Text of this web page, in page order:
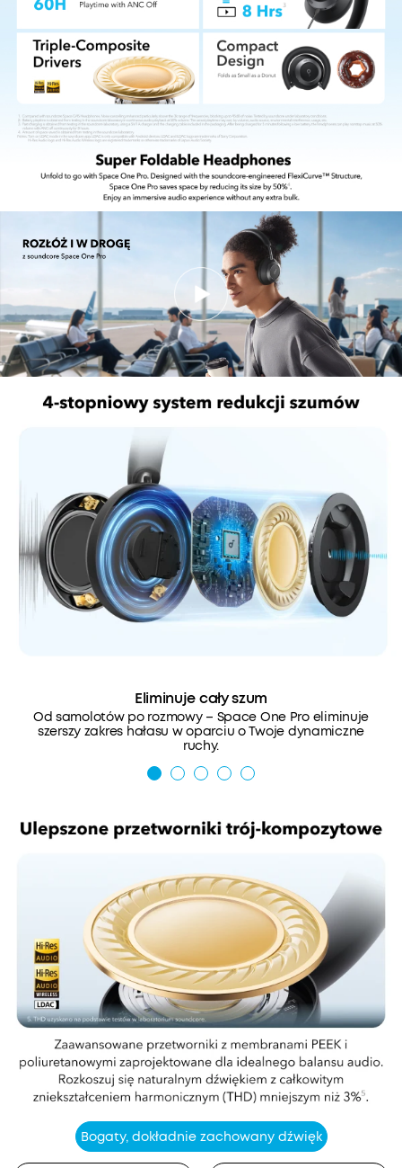
Eliminuje cały szum
Od samolotów po rozmowy – Space One Pro eliminuje
szerszy zakres hałasu w oparciu o Twoje dynamiczne
ruchy.
Bogaty, dokładnie zachowany dźwięk